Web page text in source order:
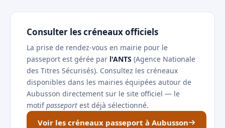
Consulter les créneaux officiels
La prise de rendez-vous en mairie pour le
passeport est gérée par l'ANTS (Agence Nationale
des Titres Sécurisés). Consultez les créneaux
disponibles dans les mairies équipées autour de
Aubusson directement sur le site officiel — le
motifpasseport est déjà sélectionné.
Voir les créneaux passeport à Aubusson